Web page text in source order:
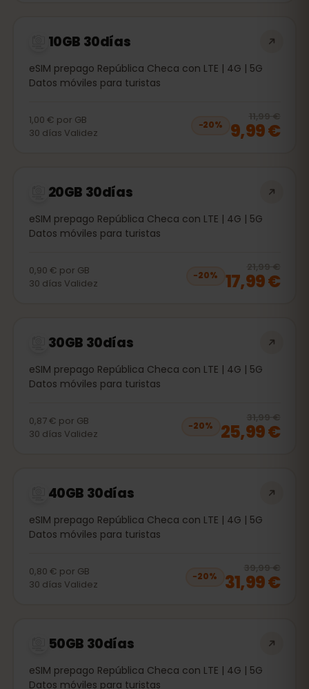
10GB 30días
eSIM prepago República Checa con LTE | 4G | 5G
Datos móviles para turistas
1,00 € por GB
30 días Validez
−20%
11,99 €
9,99 €
20GB 30días
eSIM prepago República Checa con LTE | 4G | 5G
Datos móviles para turistas
0,90 € por GB
30 días Validez
−20%
21,99 €
17,99 €
30GB 30días
eSIM prepago República Checa con LTE | 4G | 5G
Datos móviles para turistas
0,87 € por GB
30 días Validez
−20%
31,99 €
25,99 €
40GB 30días
eSIM prepago República Checa con LTE | 4G | 5G
Datos móviles para turistas
0,80 € por GB
30 días Validez
−20%
39,99 €
31,99 €
50GB 30días
eSIM prepago República Checa con LTE | 4G | 5G
Datos móviles para turistas